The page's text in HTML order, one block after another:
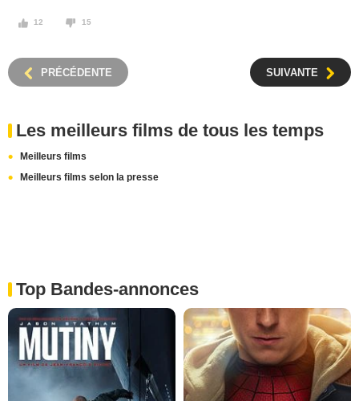
12 15
PRÉCÉDENTE SUIVANTE
Les meilleurs films de tous les temps
Meilleurs films
Meilleurs films selon la presse
Top Bandes-annonces